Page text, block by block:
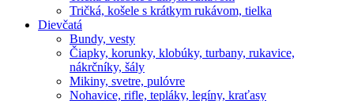
Tričká, košele s krátkym rukávom, tielka
Dievčatá
Bundy, vesty
Čiapky, korunky, klobúky, turbany, rukavice,
nákrčníky, šály
Mikiny, svetre, pulóvre
Nohavice, rifle, tepláky, legíny, kraťasy